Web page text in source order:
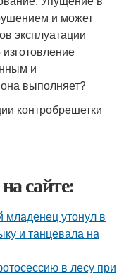
и может
эксплуатации
и
выполняет?
контробрешетки
сайте:
младенец утонул в
и танцевала на
в лесу при